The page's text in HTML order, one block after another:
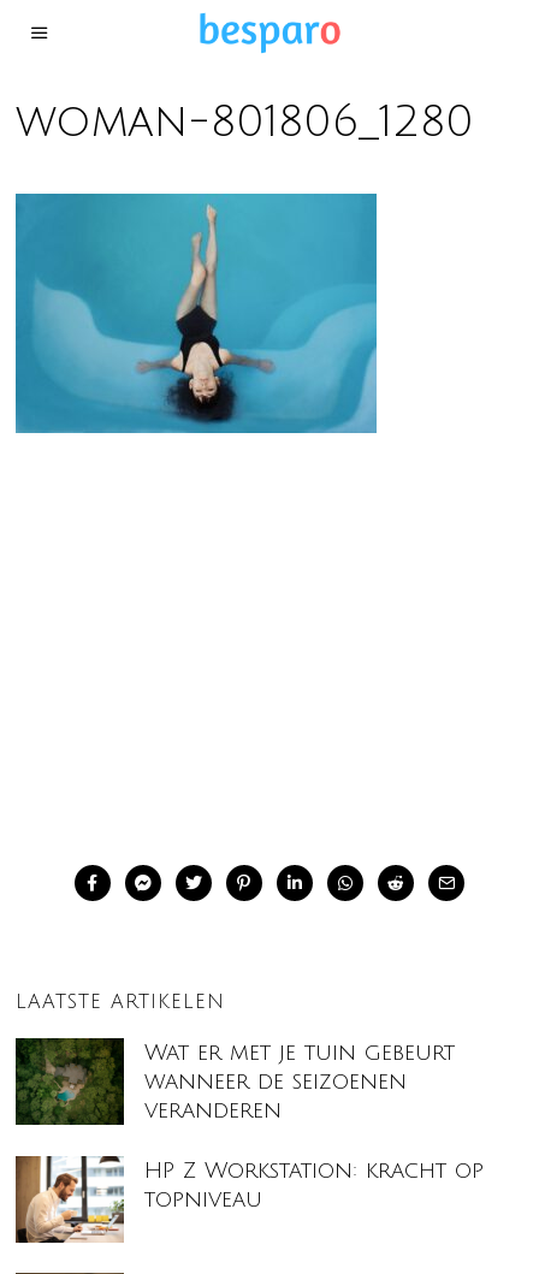
woman-801806_1280
LAATSTE ARTIKELEN
Wat er met je tuin gebeurt
wanneer de seizoenen
veranderen
HP Z Workstation: kracht op
topniveau